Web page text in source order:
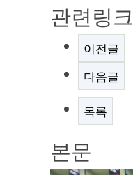
관련링크
이전글
다음글
목록
본문